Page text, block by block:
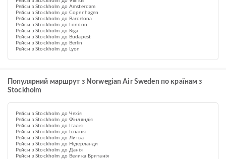
Рейси з Stockholm до Amsterdam
Рейси з Stockholm до Copenhagen
Рейси з Stockholm до Barcelona
Рейси з Stockholm до London
Рейси з Stockholm до Rīga
Рейси з Stockholm до Budapest
Рейси з Stockholm до Berlin
Рейси з Stockholm до Lyon
Популярний маршрут з Norwegian Air Sweden по країнам з
Stockholm
Рейси з Stockholm до Чехія
Рейси з Stockholm до Фінляндія
Рейси з Stockholm до Італія
Рейси з Stockholm до Іспанія
Рейси з Stockholm до Литва
Рейси з Stockholm до Нідерланди
Рейси з Stockholm до Данія
Рейси з Stockholm до Велика Британія